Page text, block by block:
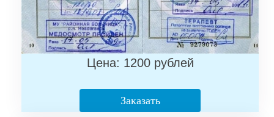
Цена: 1200 рублей
Заказать